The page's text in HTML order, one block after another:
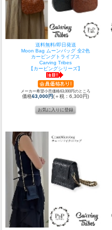
送料無料/即日発送
Moon Bag ムーンバッグ 全2色
カービングトライブス
Carving Tribes
【カービングシリーズ】
メーカー希望小売価格63,000円のところ
価格63,000円(＋税：6,300円)